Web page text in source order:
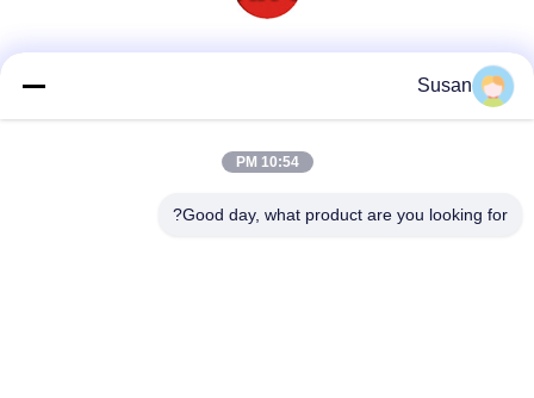
Susan
10:54 PM
Good day, what product are you looking for?